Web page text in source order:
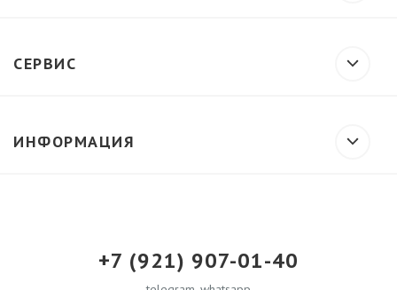
СЕРВИС
ИНФОРМАЦИЯ
+7 (921) 907-01-40